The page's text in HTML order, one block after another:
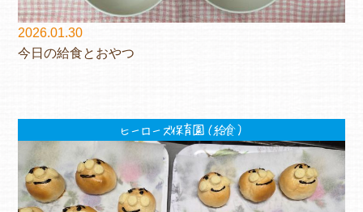
2026.01.30
今日の給食とおやつ
ヒーローズ保育園（給食）